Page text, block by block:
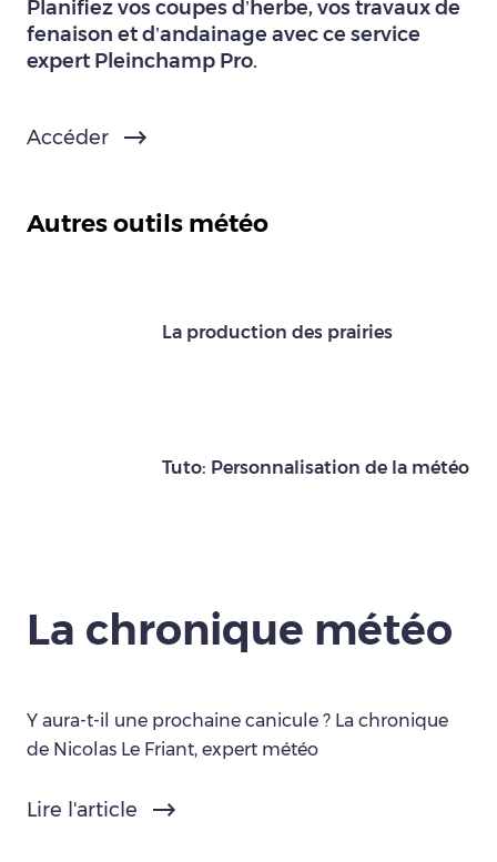
Planifiez vos coupes d’herbe, vos travaux de
fenaison et d’andainage avec ce service
expert Pleinchamp Pro.
Accéder
Autres outils météo
La production des prairies
Tuto: Personnalisation de la météo
La chronique météo
Y aura-t-il une prochaine canicule ? La chronique
de Nicolas Le Friant, expert météo
Lire l'article